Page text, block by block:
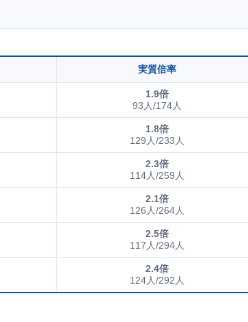
実質倍率
1.9倍
93人/174人
1.8倍
129人/233人
2.3倍
114人/259人
2.1倍
126人/264人
2.5倍
117人/294人
2.4倍
124人/292人